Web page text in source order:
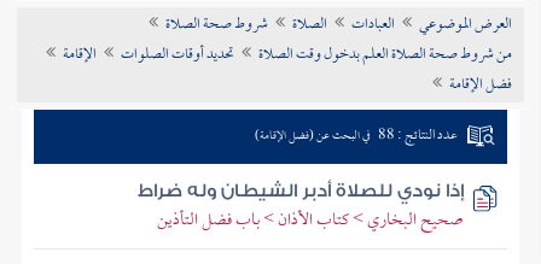
تراجم الأعلام
العرض الموضوعي العبادات الصلاة
شروط صحة الصلاة
من شروط صحة الصلاة العلم بدخول وقت الصلاة
تحديد أوقات الصلوات
الإقامة
فضل الإقامة
عدد النتائج : 88 في البحث عن (فضل الإقامة)
إذا نودي للصلاة أدبر الشيطان وله ضراط
صحيح البخاري > كتاب الأذان > باب فضل التأذين